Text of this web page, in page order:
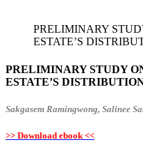
PRELIMINARY
ESTATE’S
PRELIMINARY STUDY
ESTATE’S
Sakgasem Ramingwong, Salinee
>> Download ebook <<